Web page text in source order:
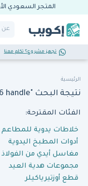
المتجر السعودي
تجهز مشروع؟ تكلم معنا
الرئيسية
نتيجة البحث "vollrath 2 oz ladle w 6 handle"
الفئات المقترحة:
خلاطات يدوية للمطاعم
أدوات المطبخ اليدوية
مغاسل أيدي من الفولاذ
مجموعات هدية العيد
قطع أوزتيرياكيلر